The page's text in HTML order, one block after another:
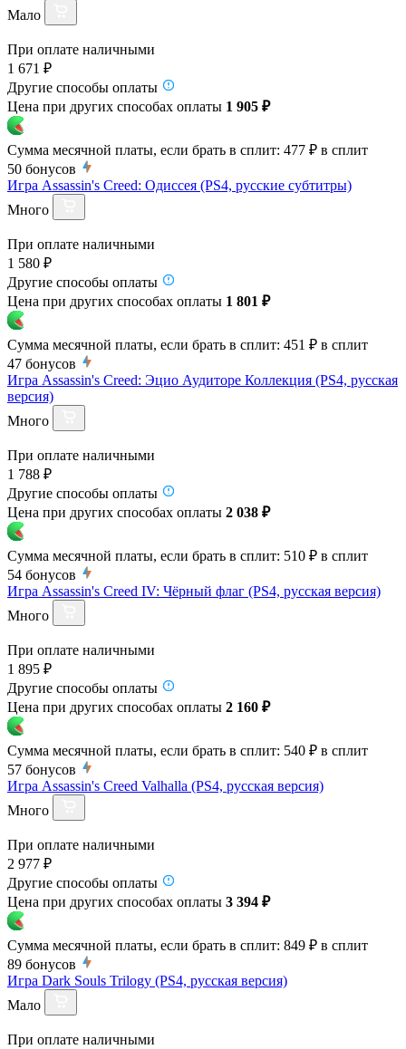
Мало
При оплате наличными
1 671 ₽
Другие способы оплаты
Цена при других способах оплаты 1 905 ₽
Сумма месячной платы, если брать в сплит: 477 ₽ в сплит
50 бонусов
Игра Assassin's Creed: Одиссея (PS4, русские субтитры)
Много
При оплате наличными
1 580 ₽
Другие способы оплаты
Цена при других способах оплаты 1 801 ₽
Сумма месячной платы, если брать в сплит: 451 ₽ в сплит
47 бонусов
Игра Assassin's Creed: Эцио Аудиторе Коллекция (PS4, русская
версия)
Много
При оплате наличными
1 788 ₽
Другие способы оплаты
Цена при других способах оплаты 2 038 ₽
Сумма месячной платы, если брать в сплит: 510 ₽ в сплит
54 бонусов
Игра Assassin's Creed IV: Чёрный флаг (PS4, русская версия)
Много
При оплате наличными
1 895 ₽
Другие способы оплаты
Цена при других способах оплаты 2 160 ₽
Сумма месячной платы, если брать в сплит: 540 ₽ в сплит
57 бонусов
Игра Assassin's Creed Valhalla (PS4, русская версия)
Много
При оплате наличными
2 977 ₽
Другие способы оплаты
Цена при других способах оплаты 3 394 ₽
Сумма месячной платы, если брать в сплит: 849 ₽ в сплит
89 бонусов
Игра Dark Souls Trilogy (PS4, русская версия)
Мало
При оплате наличными